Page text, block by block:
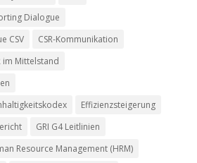
Dialogue
CSV
CSR-Kommunikation
im Mittelstand
Effizienzsteigerung
GRI G4 Leitlinien
Resource Management (HRM)